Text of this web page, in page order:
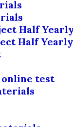
Half
Half
online test